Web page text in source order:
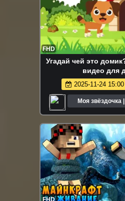
FHD
Угадай чей это
видео для
2025-11-24 15:00
Моя
FHD